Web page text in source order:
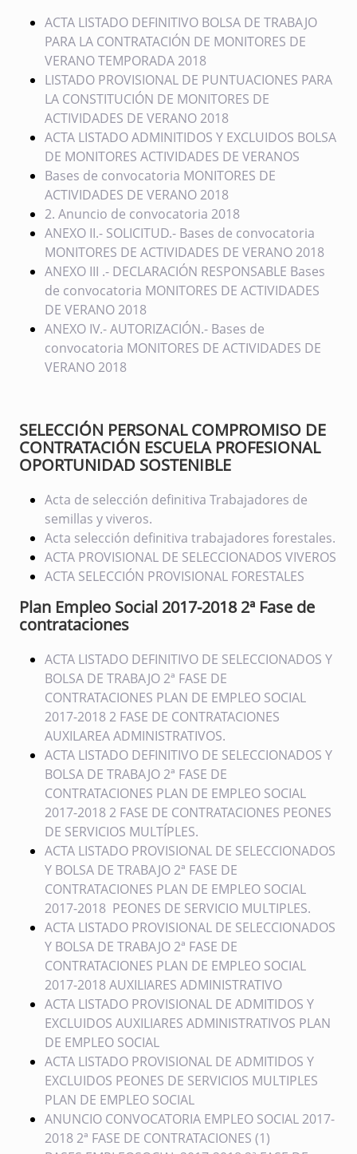
ACTA LISTADO DEFINITIVO BOLSA DE TRABAJO
PARA LA CONTRATACIÓN DE MONITORES DE
VERANO TEMPORADA 2018
LISTADO PROVISIONAL DE PUNTUACIONES PARA
LA CONSTITUCIÓN DE MONITORES DE
ACTIVIDADES DE VERANO 2018
ACTA LISTADO ADMINITIDOS Y EXCLUIDOS BOLSA
DE MONITORES ACTIVIDADES DE VERANOS
Bases de convocatoria MONITORES DE
ACTIVIDADES DE VERANO 2018
2. Anuncio de convocatoria 2018
ANEXO II.- SOLICITUD.- Bases de convocatoria
MONITORES DE ACTIVIDADES DE VERANO 2018
ANEXO III .- DECLARACIÓN RESPONSABLE Bases
de convocatoria MONITORES DE ACTIVIDADES
DE VERANO 2018
ANEXO IV.- AUTORIZACIÓN.- Bases de
convocatoria MONITORES DE ACTIVIDADES DE
VERANO 2018
SELECCIÓN PERSONAL COMPROMISO DE
CONTRATACIÓN ESCUELA PROFESIONAL
OPORTUNIDAD SOSTENIBLE
Acta de selección definitiva Trabajadores de
semillas y viveros.
Acta selección definitiva trabajadores forestales.
ACTA PROVISIONAL DE SELECCIONADOS VIVEROS
ACTA SELECCIÓN PROVISIONAL FORESTALES
Plan Empleo Social 2017-2018 2ª Fase de
contrataciones
ACTA LISTADO DEFINITIVO DE SELECCIONADOS Y
BOLSA DE TRABAJO 2ª FASE DE
CONTRATACIONES PLAN DE EMPLEO SOCIAL
2017-2018 2 FASE DE CONTRATACIONES
AUXILAREA ADMINISTRATIVOS.
ACTA LISTADO DEFINITIVO DE SELECCIONADOS Y
BOLSA DE TRABAJO 2ª FASE DE
CONTRATACIONES PLAN DE EMPLEO SOCIAL
2017-2018 2 FASE DE CONTRATACIONES PEONES
DE SERVICIOS MULTÍPLES.
ACTA LISTADO PROVISIONAL DE SELECCIONADOS
Y BOLSA DE TRABAJO 2ª FASE DE
CONTRATACIONES PLAN DE EMPLEO SOCIAL
2017-2018 PEONES DE SERVICIO MULTIPLES.
ACTA LISTADO PROVISIONAL DE SELECCIONADOS
Y BOLSA DE TRABAJO 2ª FASE DE
CONTRATACIONES PLAN DE EMPLEO SOCIAL
2017-2018 AUXILIARES ADMINISTRATIVO
ACTA LISTADO PROVISIONAL DE ADMITIDOS Y
EXCLUIDOS AUXILIARES ADMINISTRATIVOS PLAN
DE EMPLEO SOCIAL
ACTA LISTADO PROVISIONAL DE ADMITIDOS Y
EXCLUIDOS PEONES DE SERVICIOS MULTIPLES
PLAN DE EMPLEO SOCIAL
ANUNCIO CONVOCATORIA EMPLEO SOCIAL 2017-
2018 2ª FASE DE CONTRATACIONES (1)